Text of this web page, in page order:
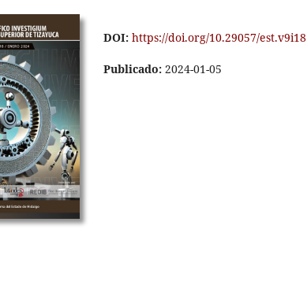
DOI: https://doi.org/10.29057/est.v9i18
Publicado: 2024-01-05